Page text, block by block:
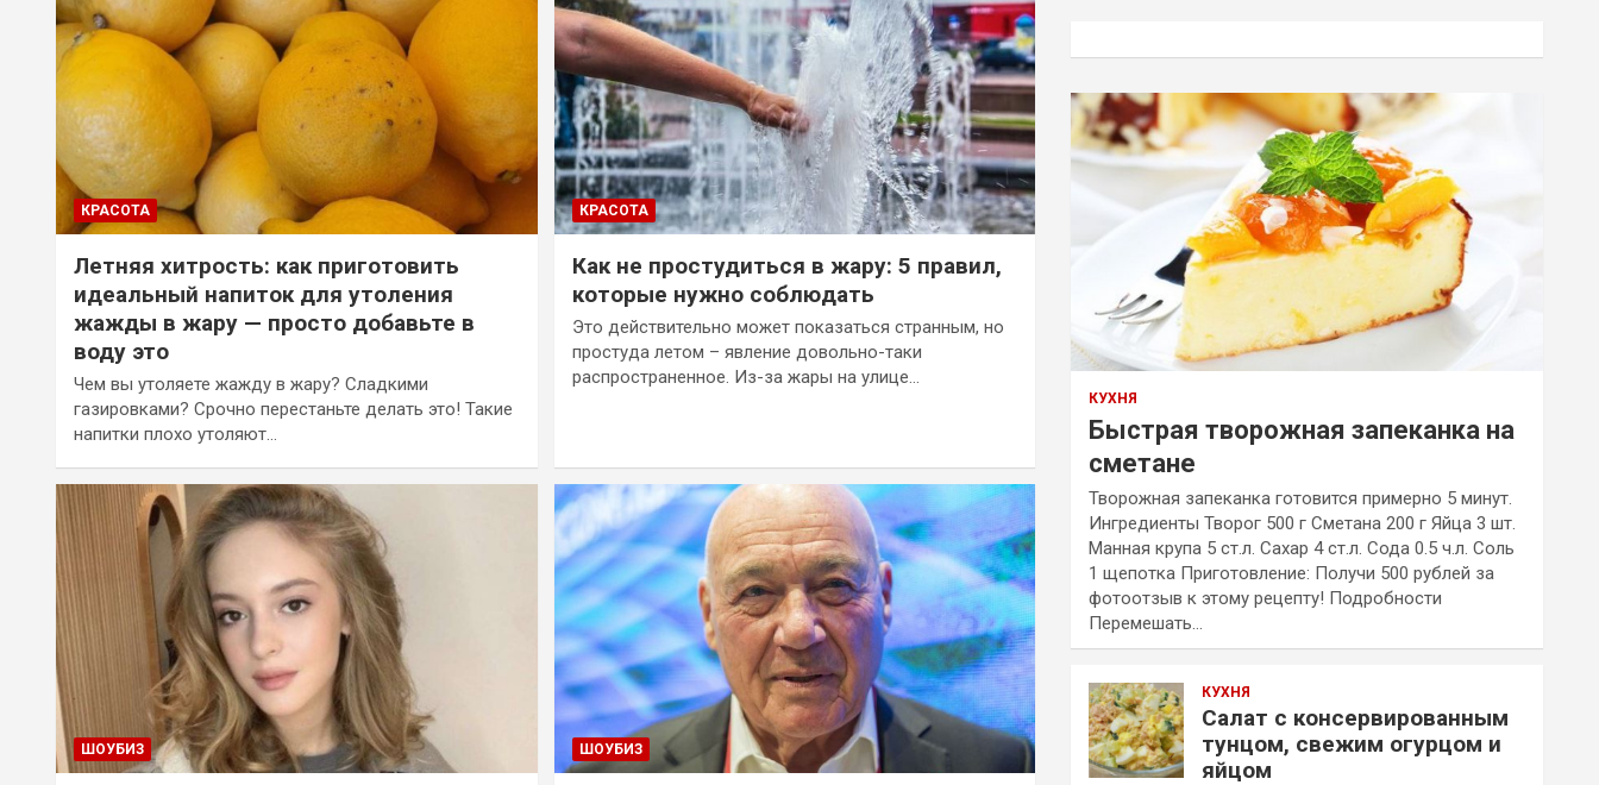
КРАСОТА
Летняя хитрость: как приготовить
идеальный напиток для утоления
жажды в жару — просто добавьте в
воду это
Чем вы утоляете жажду в жару? Сладкими
газировками? Срочно перестаньте делать это! Такие
напитки плохо утоляют…
КРАСОТА
Как не простудиться в жару: 5 правил,
которые нужно соблюдать
Это действительно может показаться странным, но
простуда летом – явление довольно-таки
распространенное. Из-за жары на улице…
ШОУБИЗ ШОУБИЗ
КУХНЯ
Быстрая творожная запеканка на
сметане
Творожная запеканка готовится примерно 5 минут.
Ингредиенты Творог 500 г Сметана 200 г Яйца 3 шт.
Манная крупа 5 ст.л. Сахар 4 ст.л. Сода 0.5 ч.л. Соль
1 щепотка Приготовление: Получи 500 рублей за
фотоотзыв к этому рецепту! Подробности
Перемешать…
КУХНЯ
Салат с консервированным
тунцом, свежим огурцом и
яйцом